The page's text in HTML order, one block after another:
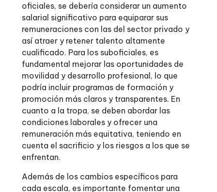
oficiales, se debería considerar un aumento
salarial significativo para equiparar sus
remuneraciones con las del sector privado y
así atraer y retener talento altamente
cualificado. Para los suboficiales, es
fundamental mejorar las oportunidades de
movilidad y desarrollo profesional, lo que
podría incluir programas de formación y
promoción más claros y transparentes. En
cuanto a la tropa, se deben abordar las
condiciones laborales y ofrecer una
remuneración más equitativa, teniendo en
cuenta el sacrificio y los riesgos a los que se
enfrentan.
Además de los cambios específicos para
cada escala, es importante fomentar una